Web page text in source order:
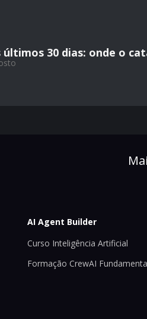
últimos 30 dias: onde o
AI Agent Builder
Curso Inteligência Artificial
Formação CrewAI